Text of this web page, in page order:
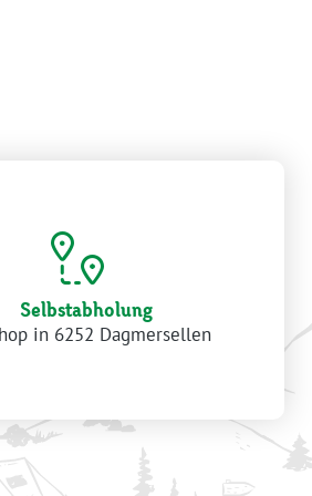
Selbstabholung
in 6252 Dagmersellen